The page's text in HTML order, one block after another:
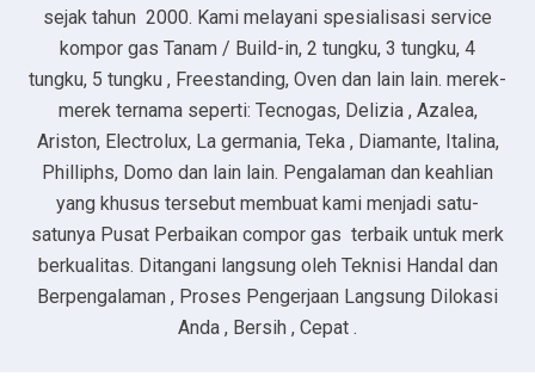
sejak tahun 2000. Kami melayani spesialisasi service
kompor gas Tanam / Build-in, 2 tungku, 3 tungku, 4
tungku, 5 tungku , Freestanding, Oven dan lain lain. merek-
merek ternama seperti: Tecnogas, Delizia , Azalea,
Ariston, Electrolux, La germania, Teka , Diamante, Italina,
Philliphs, Domo dan lain lain. Pengalaman dan keahlian
yang khusus tersebut membuat kami menjadi satu-
satunya Pusat Perbaikan compor gas terbaik untuk merk
berkualitas. Ditangani langsung oleh Teknisi Handal dan
Berpengalaman , Proses Pengerjaan Langsung Dilokasi
Anda , Bersih , Cepat .